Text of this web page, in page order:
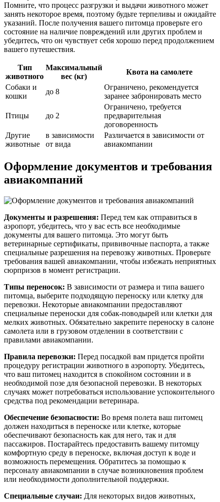
Помните, что процесс разгрузки и выдачи животного может
занять некоторое время, поэтому будьте терпеливы и ожидайте
указаний. После получения вашего питомца проверьте его
состояние на наличие повреждений или других проблем и
убедитесь, что он чувствует себя хорошо перед продолжением
вашего путешествия.
Тип
животного
Максимальный
вес (кг)
Квота на самолете
Собаки и
кошки
до 8
Ограничено, рекомендуется
заранее забронировать место
Птицы до 2
Ограничено, требуется
предварительная
договоренность
Другие
животные
в зависимости
от вида
Различается в зависимости от
авиакомпании
Оформление документов и требования
авиакомпаний
Документы и разрешения: Перед тем как отправиться в
аэропорт, убедитесь, что у вас есть все необходимые
документы для вашего питомца. Это могут быть
ветеринарные сертификаты, прививочные паспорта, а также
специальные разрешения на перевозку животных. Проверьте
требования вашей авиакомпании, чтобы избежать неприятных
сюрпризов в момент регистрации.
Типы переносок: В зависимости от размера и типа вашего
питомца, выберите подходящую переноску или клетку для
перевозки. Некоторые авиакомпании предоставляют
специальные переноски для собак-поводырей или клетки для
мелких животных. Обязательно закрепите переноску в салоне
самолета или в грузовом отделении в соответствии с
правилами авиакомпании.
Правила перевозки: Перед посадкой вам придется пройти
процедуру регистрации животного в аэропорту. Убедитесь,
что ваш питомец находится в спокойном состоянии и в
необходимой позе для безопасной перевозки. В некоторых
случаях может потребоваться использование успокоительного
средства под рекомендации ветеринара.
Обеспечение безопасности: Во время полета ваш питомец
должен находиться в переноске или клетке, которые
обеспечивают безопасность как для него, так и для
пассажиров. Постарайтесь предоставить вашему питомцу
комфортную среду в переноске, включая доступ к воде и
возможность перемещения. Обратитесь за помощью к
персоналу авиакомпании в случае возникновения проблем
или необходимости дополнительной поддержки.
Специальные случаи: Для некоторых видов животных,